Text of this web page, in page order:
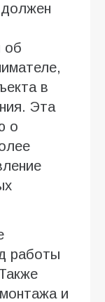
об
в
Эта
о
работы
и